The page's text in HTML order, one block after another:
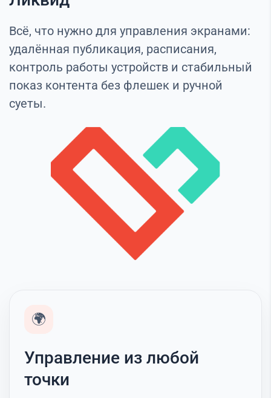
Всё, что нужно для управления экранами:
удалённая публикация, расписания,
контроль работы устройств и стабильный
показ контента без флешек и ручной
суеты.
🌍
Управление из любой
точки